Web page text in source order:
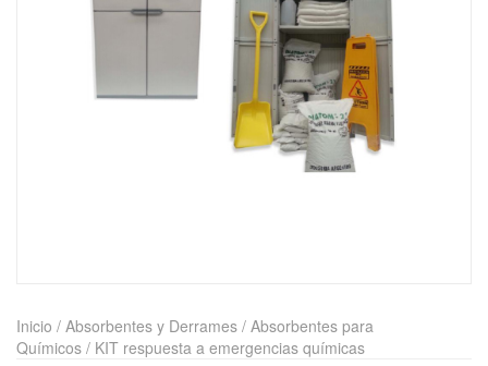
Inicio / Absorbentes y Derrames / Absorbentes para
Químicos / KIT respuesta a emergencias químicas